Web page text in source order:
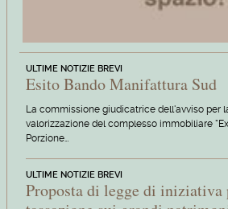
ULTIME NOTIZIE BREVI
Esito Bando Manifattura Sud
La commissione giudicatrice dell'avviso per
valorizzazione del complesso immobiliare
Porzione…
ULTIME NOTIZIE BREVI
Proposta di legge di iniziativa